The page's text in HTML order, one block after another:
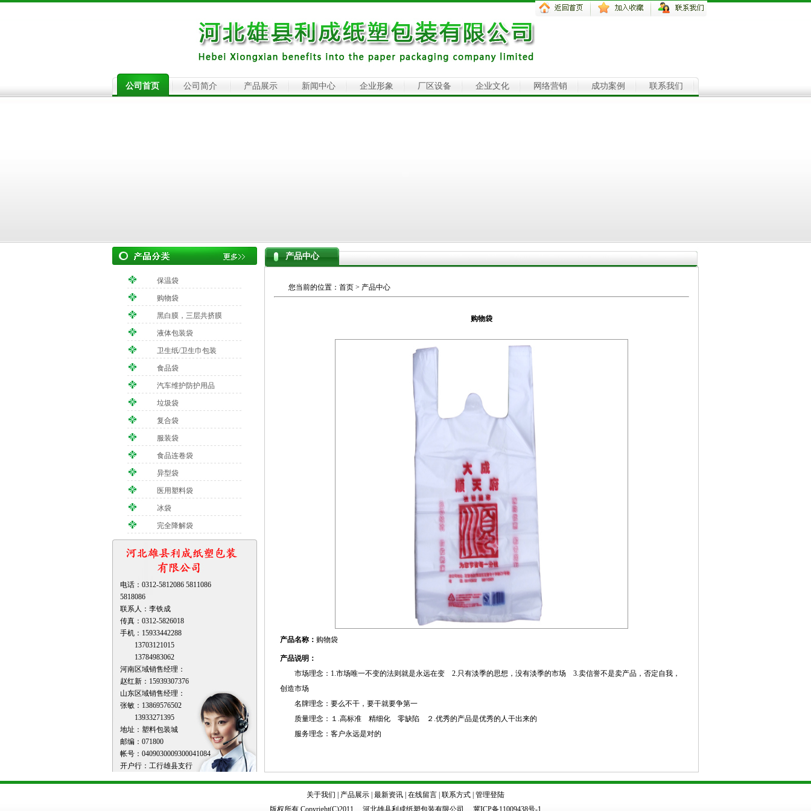
公司首页 公司简介 产品展示 新闻中心 企业形象 厂区设备 企业文化 网络营销 成功案例 联系我们
保温袋
购物袋
黑白膜，三层共挤膜
液体包装袋
卫生纸/卫生巾包装
食品袋
汽车维护防护用品
垃圾袋
复合袋
服装袋
食品连卷袋
异型袋
医用塑料袋
冰袋
完全降解袋
电话：0312-5812086 5811086
5818086
联系人：李铁成
传真：0312-5826018
手机：15933442288
13703121015
13784983062
河南区域销售经理：
赵红新：15939307376
山东区域销售经理：
张敏：13869576502
13933271395
地址：塑料包装城
邮编：071800
帐号：0409030009300041084
开户行：工行雄县支行
产品中心
您当前的位置：首页 > 产品中心
购物袋
产品名称： 购物袋
产品说明：
市场理念：1.市场唯一不变的法则就是永远在变 2.只有淡季的思想，没有淡季的市场 3.卖信誉不是卖产品，否定自我，
创造市场
名牌理念：要么不干，要干就要争第一
质量理念：１.高标准 精细化 零缺陷 ２.优秀的产品是优秀的人干出来的
服务理念：客户永远是对的
关于我们 产品展示 最新资讯 在线留言 联系方式 管理登陆
版权所有 Copyright(C)2011 河北雄县利成纸塑包装有限公司 冀ICP备11009438号-1